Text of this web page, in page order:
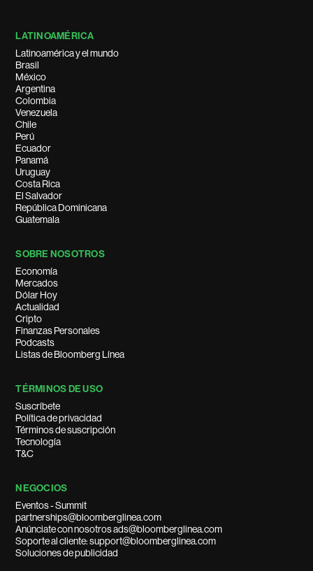
LATINOAMÉRICA
Latinoamérica y el mundo
Brasil
México
Argentina
Colombia
Venezuela
Chile
Perú
Ecuador
Panamá
Uruguay
Costa Rica
El Salvador
República Dominicana
Guatemala
SOBRE NOSOTROS
Economía
Mercados
Dólar Hoy
Actualidad
Cripto
Finanzas Personales
Podcasts
Listas de Bloomberg Línea
TÉRMINOS DE USO
Suscríbete
Política de privacidad
Términos de suscripción
Tecnología
T&C
NEGOCIOS
Eventos - Summit
partnerships@bloomberglinea.com
Anúnciate con nosotros ads@bloomberglinea.com
Soporte al cliente: support@bloomberglinea.com
Soluciones de publicidad